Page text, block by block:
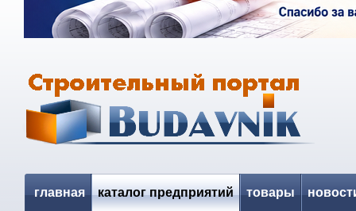
главная каталог предприятий товары